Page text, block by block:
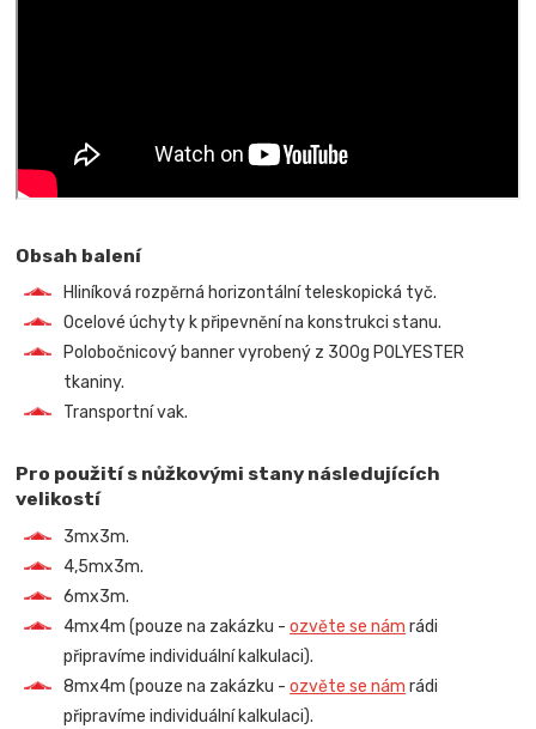
Obsah balení
Hliníková rozpěrná horizontální teleskopická tyč.
Ocelové úchyty k připevnění na konstrukci stanu.
Polobočnicový banner vyrobený z 300g POLYESTER
tkaniny.
Transportní vak.
Pro použití s nůžkovými stany následujících
velikostí
3mx3m.
4,5mx3m.
6mx3m.
4mx4m (pouze na zakázku -ozvěte se nám rádi
připravíme individuální kalkulaci).
8mx4m (pouze na zakázku -ozvěte se nám rádi
připravíme individuální kalkulaci).